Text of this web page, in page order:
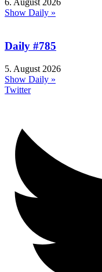
6. August 2026
Show Daily »
Daily #785
5. August 2026
Show Daily »
Twitter